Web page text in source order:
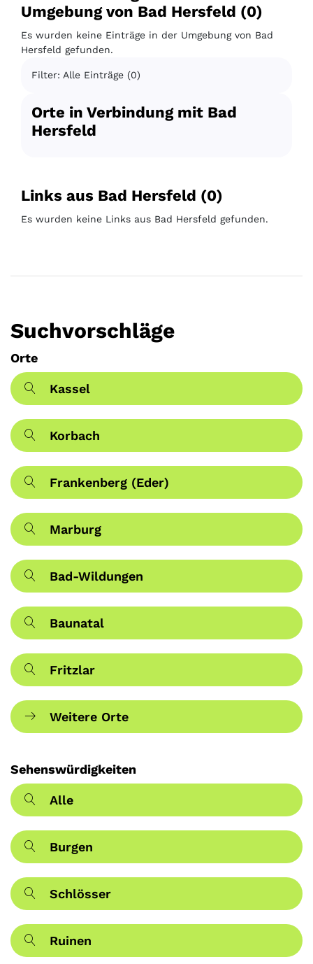
Umgebung von Bad Hersfeld (0)
Es wurden keine Einträge in der Umgebung von Bad
Hersfeld gefunden.
Filter: Alle Einträge (0)
Orte in Verbindung mit Bad
Hersfeld
Links aus Bad Hersfeld (0)
Es wurden keine Links aus Bad Hersfeld gefunden.
Suchvorschläge
Orte
Kassel
Korbach
Frankenberg (Eder)
Marburg
Bad-Wildungen
Baunatal
Fritzlar
Weitere Orte
Sehenswürdigkeiten
Alle
Burgen
Schlösser
Ruinen